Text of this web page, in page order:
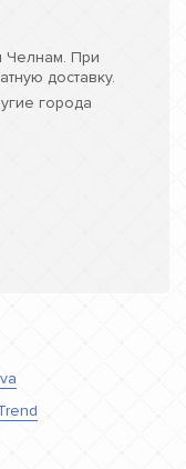
При
доставку.
города